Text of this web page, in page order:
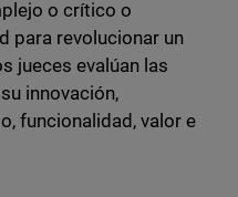
o crítico o
para revolucionar un
jueces evalúan las
innovación,
funcionalidad, valor e